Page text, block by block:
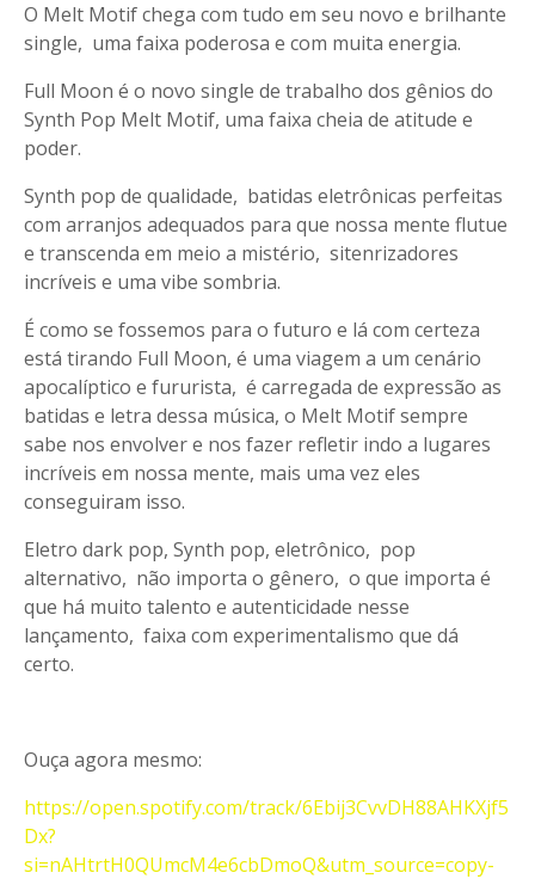
O Melt Motif chega com tudo em seu novo e brilhante
single, uma faixa poderosa e com muita energia.
Full Moon é o novo single de trabalho dos gênios do
Synth Pop Melt Motif, uma faixa cheia de atitude e
poder.
Synth pop de qualidade, batidas eletrônicas perfeitas
com arranjos adequados para que nossa mente flutue
e transcenda em meio a mistério, sitenrizadores
incríveis e uma vibe sombria.
É como se fossemos para o futuro e lá com certeza
está tirando Full Moon, é uma viagem a um cenário
apocalíptico e fururista, é carregada de expressão as
batidas e letra dessa música, o Melt Motif sempre
sabe nos envolver e nos fazer refletir indo a lugares
incríveis em nossa mente, mais uma vez eles
conseguiram isso.
Eletro dark pop, Synth pop, eletrônico, pop
alternativo, não importa o gênero, o que importa é
que há muito talento e autenticidade nesse
lançamento, faixa com experimentalismo que dá
certo.
Ouça agora mesmo:
https://open.spotify.com/track/6Ebij3CvvDH88AHKXjf5
Dx?
si=nAHtrtH0QUmcM4e6cbDmoQ&utm_source=copy-